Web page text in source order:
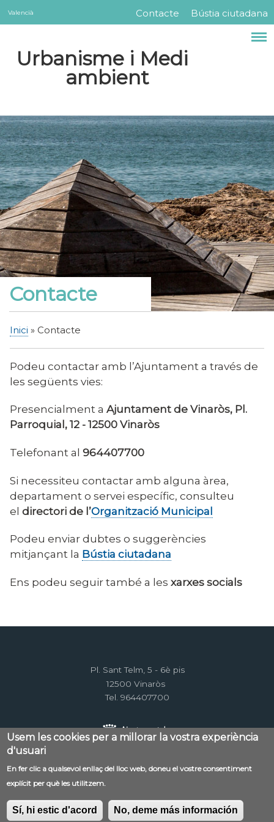
Vés
al
Valencià
Menú
superior
Contacte Bústia ciutadana
Urbanisme i Medi
ambient
Contacte
Inici Contacte
Podeu contactar amb l’Ajuntament a través de
les següents vies:
Presencialment a Ajuntament de Vinaròs, Pl.
Parroquial, 12 - 12500 Vinaròs
Telefonant al 964407700
Si necessiteu contactar amb alguna àrea,
departament o servei específic, consulteu
el directori de l’Organització Municipal
Podeu enviar dubtes o suggerències
mitjançant la Bústia ciutadana
Ens podeu seguir també a les xarxes socials
Pl. Sant Telm, 5 - 6è pis
12500 Vinaròs
Tel. 964407700
Menú
al
pie
Contacte Avís legal
Política de privacitat
RSS
Usem les cookies per a millorar la vostra experiència
d'usuari
En fer clic a qualsevol enllaç del lloc web, doneu el vostre consentiment
explícit per què les utilitzem.
Sí, hi estic d'acord No, deme más información